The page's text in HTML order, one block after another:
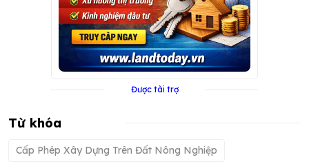
Được tài trợ
Từ khóa
Cấp Phép Xây Dựng Trên Đất Nông Nghiệp